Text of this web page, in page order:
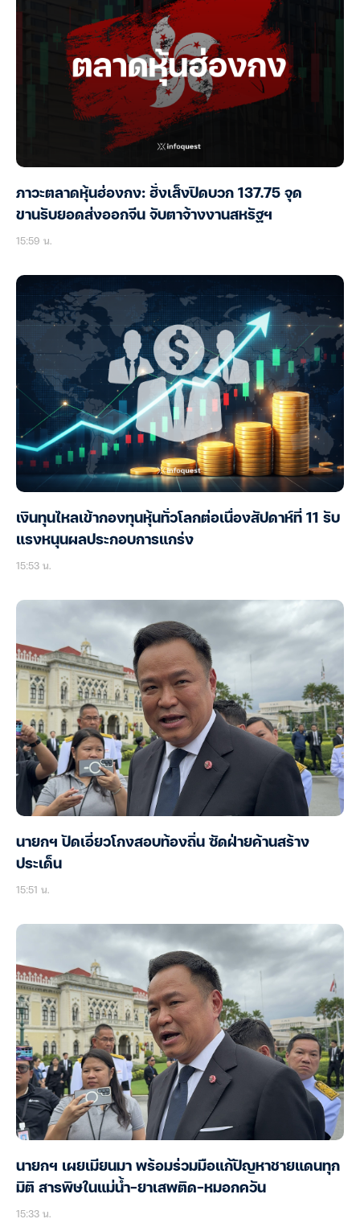
ภาวะตลาดหุ้นฮ่องกง: ฮั่งเส็งปิดบวก 137.75 จุด
ขานรับยอดส่งออกจีน จับตาจ้างงานสหรัฐฯ
15:59 น.
เงินทุนไหลเข้ากองทุนหุ้นทั่วโลกต่อเนื่องสัปดาห์ที่ 11 รับ
แรงหนุนผลประกอบการแกร่ง
15:53 น.
นายกฯ ปัดเอี่ยวโกงสอบท้องถิ่น ซัดฝ่ายค้านสร้าง
ประเด็น
15:51 น.
นายกฯ เผยเมียนมา พร้อมร่วมมือแก้ปัญหาชายแดนทุก
มิติ สารพิษในแม่น้ำ-ยาเสพติด-หมอกควัน
15:33 น.